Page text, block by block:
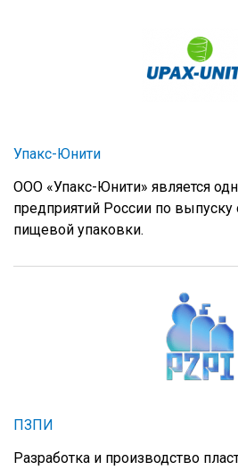
Упакс-Юнити
ООО «Упакс-Юнити» является
предприятий России по
пищевой упаковки.
ПЗПИ
Разработка и производство